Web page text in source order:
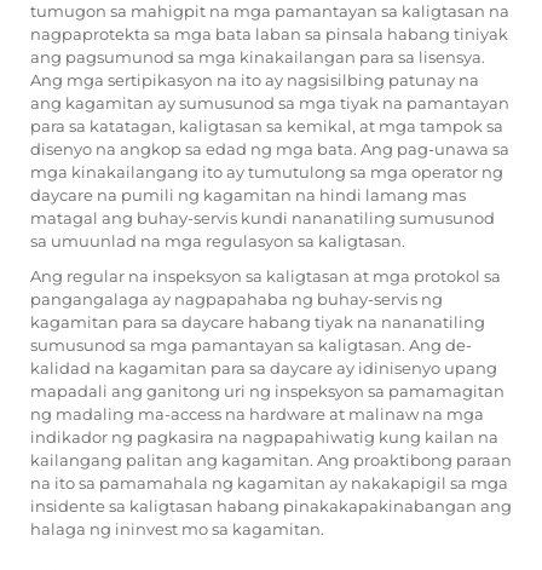
tumugon sa mahigpit na mga pamantayan sa kaligtasan na
nagpaprotekta sa mga bata laban sa pinsala habang tiniyak
ang pagsumunod sa mga kinakailangan para sa lisensya.
Ang mga sertipikasyon na ito ay nagsisilbing patunay na
ang kagamitan ay sumusunod sa mga tiyak na pamantayan
para sa katatagan, kaligtasan sa kemikal, at mga tampok sa
disenyo na angkop sa edad ng mga bata. Ang pag-unawa sa
mga kinakailangang ito ay tumutulong sa mga operator ng
daycare na pumili ng kagamitan na hindi lamang mas
matagal ang buhay-servis kundi nananatiling sumusunod
sa umuunlad na mga regulasyon sa kaligtasan.
Ang regular na inspeksyon sa kaligtasan at mga protokol sa
pangangalaga ay nagpapahaba ng buhay-servis ng
kagamitan para sa daycare habang tiyak na nananatiling
sumusunod sa mga pamantayan sa kaligtasan. Ang de-
kalidad na kagamitan para sa daycare ay idinisenyo upang
mapadali ang ganitong uri ng inspeksyon sa pamamagitan
ng madaling ma-access na hardware at malinaw na mga
indikador ng pagkasira na nagpapahiwatig kung kailan na
kailangang palitan ang kagamitan. Ang proaktibong paraan
na ito sa pamamahala ng kagamitan ay nakakapigil sa mga
insidente sa kaligtasan habang pinakakapakinabangan ang
halaga ng ininvest mo sa kagamitan.